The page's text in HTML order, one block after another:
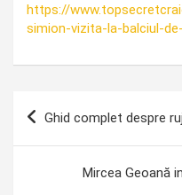
https://
simion-vizita-la-balciul-
Navigare
Ghid complet despre
Mircea Geoană